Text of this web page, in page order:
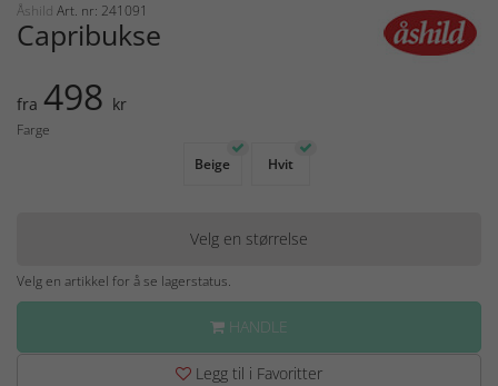
Åshild Art. nr: 241091
Capribukse
fra 498 kr
Farge
Beige
Hvit
Velg en størrelse
Velg en artikkel for å se lagerstatus.
HANDLE
Legg til i Favoritter